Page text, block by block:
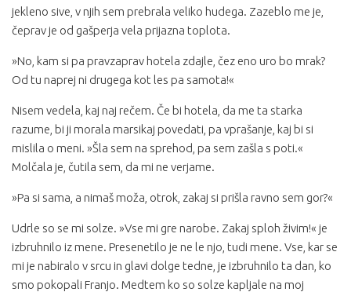
jekleno sive, v njih sem prebrala veliko hudega. Zazeblo me je,
čeprav je od gašperja vela prijazna toplota.
»No, kam si pa pravzaprav hotela zdajle, čez eno uro bo mrak?
Od tu naprej ni drugega kot les pa samota!«
Nisem vedela, kaj naj rečem. Če bi hotela, da me ta starka
razume, bi ji morala marsikaj povedati, pa vprašanje, kaj bi si
mislila o meni. »Šla sem na sprehod, pa sem zašla s poti.«
Molčala je, čutila sem, da mi ne verjame.
»Pa si sama, a nimaš moža, otrok, zakaj si prišla ravno sem gor?«
Udrle so se mi solze. »Vse mi gre narobe. Zakaj sploh živim!« je
izbruhnilo iz mene. Presenetilo je ne le njo, tudi mene. Vse, kar se
mi je nabiralo v srcu in glavi dolge tedne, je izbruhnilo ta dan, ko
smo pokopali Franjo. Medtem ko so solze kapljale na moj